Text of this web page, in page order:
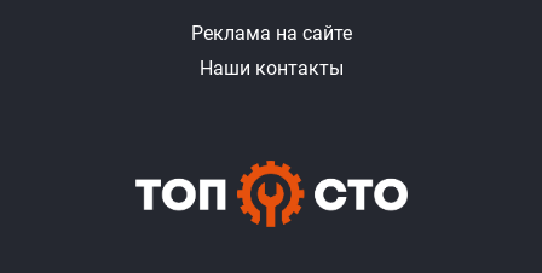
Реклама на сайте
Наши контакты